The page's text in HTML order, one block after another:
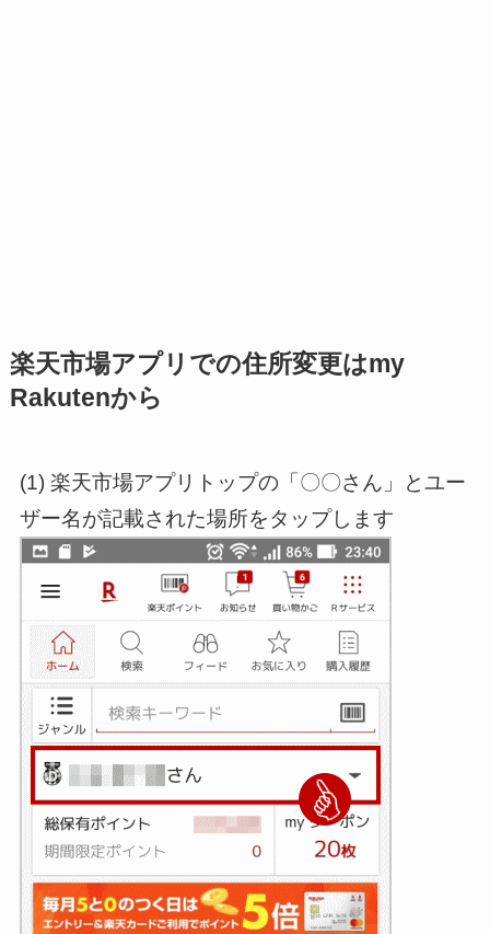
楽天市場アプリでの住所変更はmy
Rakutenから
(1) 楽天市場アプリトップの「〇〇さん」とユー
ザー名が記載された場所をタップします